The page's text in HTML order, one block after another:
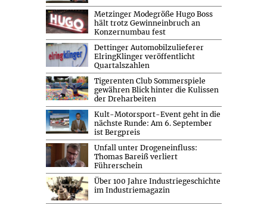
Metzinger Modegröße Hugo Boss
hält trotz Gewinneinbruch an
Konzernumbau fest
Dettinger Automobilzulieferer
ElringKlinger veröffentlicht
Quartalszahlen
Tigerenten Club Sommerspiele
gewähren Blick hinter die Kulissen
der Dreharbeiten
Kult-Motorsport-Event geht in die
nächste Runde: Am 6. September
ist Bergpreis
Unfall unter Drogeneinfluss:
Thomas Bareiß verliert
Führerschein
Über 100 Jahre Industriegeschichte
im Industriemagazin